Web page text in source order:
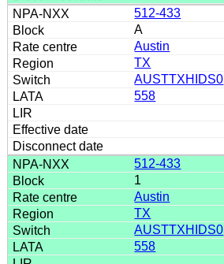
512-433
A
Austin
TX
AUSTTXHIDS0
558
512-433
1
Austin
TX
AUSTTXHIDS0
558